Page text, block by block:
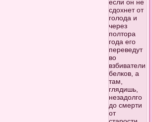
если он не
сдохнет от
голода и
через
полтора
года его
переведут
во
взбиватели
белков, а
там,
глядишь,
незадолго
до смерти
от